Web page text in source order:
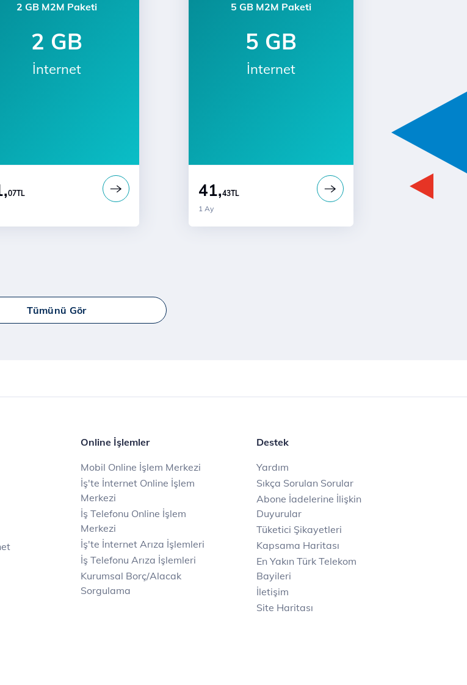
2 GB M2M Paketi
2 GB
İnternet
07TL
5 GB M2M Paketi
5 GB
İnternet
41,43TL
1 Ay
Tümünü Gör
Online İşlemler
Mobil Online İşlem Merkezi
İş'te İnternet Online İşlem
Merkezi
İş Telefonu Online İşlem
Merkezi
İş'te İnternet Arıza İşlemleri
İş Telefonu Arıza İşlemleri
Kurumsal Borç/Alacak
Sorgulama
Destek
Yardım
Sıkça Sorulan Sorular
Abone İadelerine İlişkin
Duyurular
Tüketici Şikayetleri
Kapsama Haritası
En Yakın Türk Telekom
Bayileri
İletişim
Site Haritası